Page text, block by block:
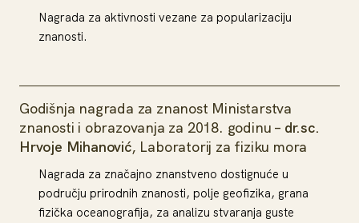
Nagrada za aktivnosti vezane za popularizaciju
znanosti.
Godišnja nagrada za znanost Ministarstva
znanosti i obrazovanja za 2018. godinu – dr.sc.
Hrvoje Mihanović, Laboratorij za fiziku mora
Nagrada za značajno znanstveno dostignuće u
području prirodnih znanosti, polje geofizika, grana
fizička oceanografija, za analizu stvaranja guste